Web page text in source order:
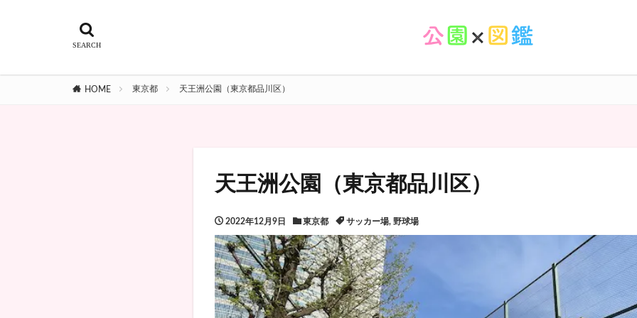
HOME 東京都 天王洲公園（東京都品川区）
天王洲公園（東京都品川区）
2022年12月9日 東京都 サッカー場, 野球場